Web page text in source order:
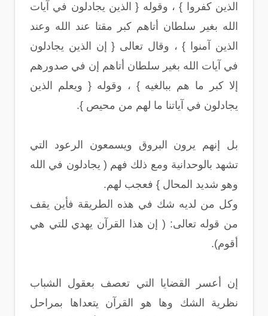
الذين كفروا } ، وقوله { الذين يجادلون في آيات
الله بغير سلطان أتاهم كبر مقتا عند الله وعند
الذين آمنوا } ، وقال تعالى { إن الذين يجادلون
في آيات الله بغير سلطان أتاهم إن في صدورهم
إلا كبر ما هم ببالغيه } ، وقوله { ويعلم الذين
يجادلون في آياتنا ما لهم من محيص }.
بل إنهم يرون البروق ويسمعون الرعود التي
تشهد بالوحدانية ومع ذلك فهم ( يجادلون في الله
وهو شديد المحال } فعجب لهم.
وكل من لديه شك في هذه الطريقة فأين يقف
من قوله تعالى: ( إن هذا القرآن يهدي للتي هي
أقوم).
إن أعسر القضايا التي تعصف بعقول الشباب
نظرية الشك وها هو القرآن يتعداها بمراحل